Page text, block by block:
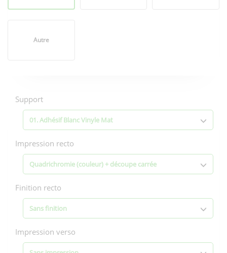
Autre
d'impression
Support
01. Adhésif Blanc Vinyle Mat
Impression recto
Quadrichromie (couleur) + découpe carrée
Finition recto
Sans finition
Impression verso